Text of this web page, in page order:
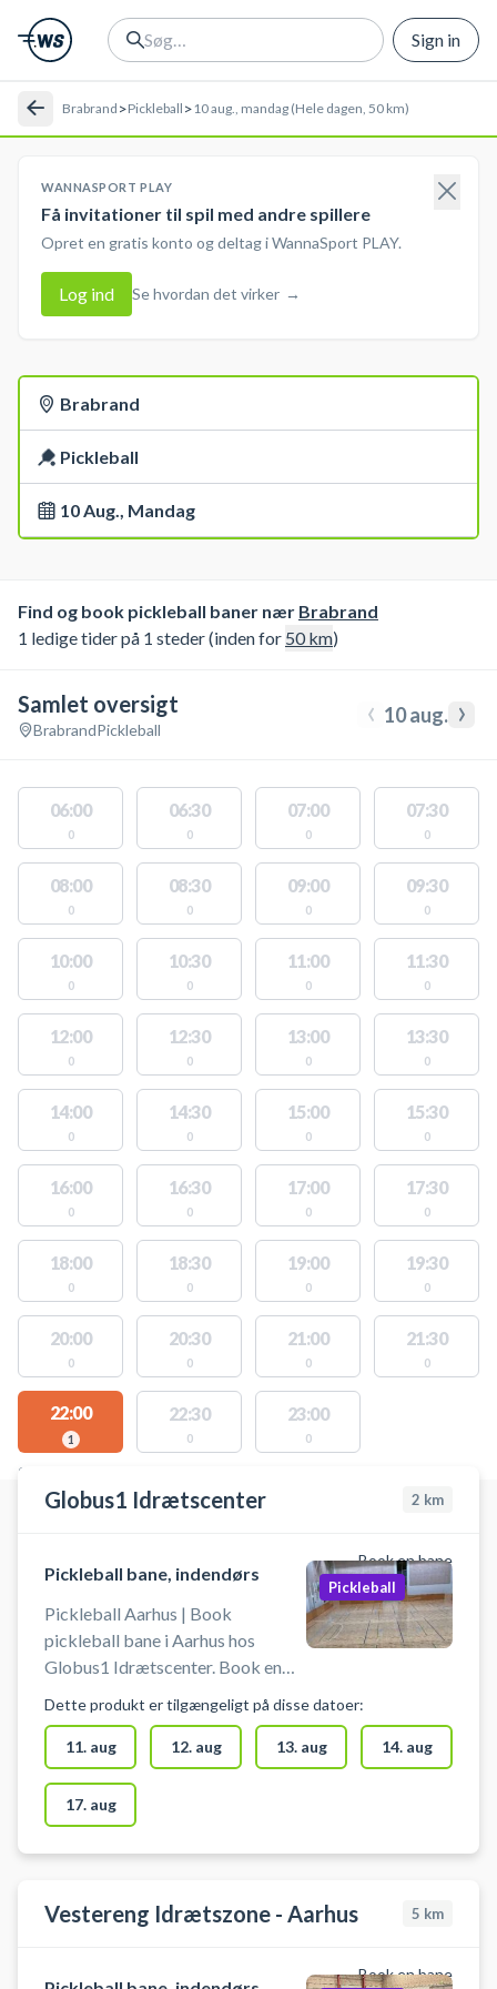
Sign in
Brabrand >Pickleball >10 aug., mandag (Hele dagen, 50 km)
WANNASPORT PLAY
Få invitationer til spil med andre spillere
Opret en gratis konto og deltag i WannaSport PLAY.
Log ind Se hvordan det virker →
Brabrand
Pickleball
10 Aug., Mandag
Find og book pickleball baner nær Brabrand
1 ledige tider på 1 steder (inden for 50km)
Samlet oversigt
BrabrandPickleball ‹ 10 aug. ›
06:00
0
06:30
0
07:00
0
07:30
0
08:00
0
08:30
0
09:00
0
09:30
0
10:00
0
10:30
0
11:00
0
11:30
0
12:00
0
12:30
0
13:00
0
13:30
0
14:00
0
14:30
0
15:00
0
15:30
0
16:00
0
16:30
0
17:00
0
17:30
0
18:00
0
18:30
0
19:00
0
19:30
0
20:00
0
20:30
0
21:00
0
21:30
0
22:00
1
22:30
0
23:00
0
STEDER MED LEDIGE AKTIVITETER
Globus1 Idrætscenter 2 km
Book en bane
Pickleball bane, indendørs
Pickleball Aarhus | Book
pickleball bane i Aarhus hos
Globus1 Idrætscenter. Book en
pickleball i Aarhus hos Globus1
beliggende på Gudrunsvej 3 A,
8220 Brabrand nær Åbyhøj og
Gellerup. Pickleballbanen er til 2-
4 spillere. Booking af pickleball
banen er inkl leje af bat og bolde.
opsat. Man skal bruge
indendørssko og der er
Pickleball
Dette produkt er tilgængeligt på disse datoer:
11. aug 12. aug 13. aug 14. aug
17. aug
Vestereng Idrætszone - Aarhus 5 km
Book en bane